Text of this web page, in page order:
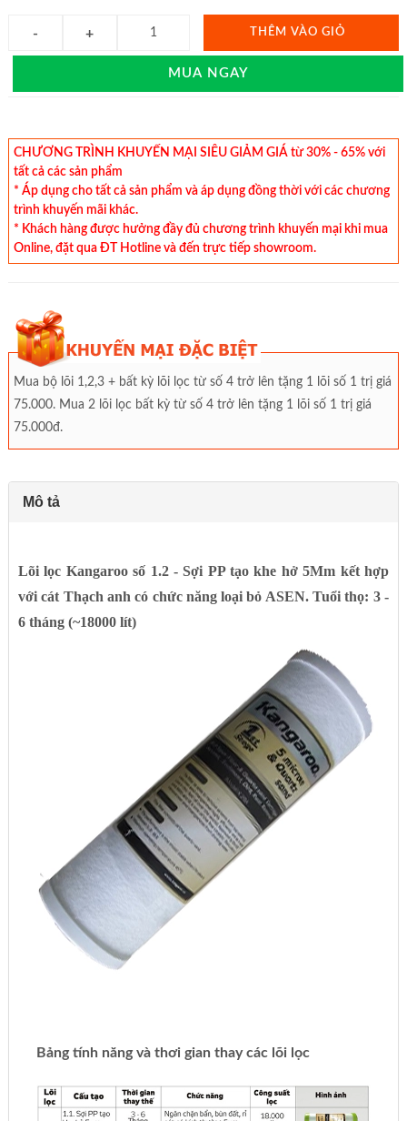
THÊM VÀO GIỎ
MUA NGAY
CHƯƠNG TRÌNH KHUYẾN MẠI SIÊU GIẢM GIÁ từ 30% - 65% với
tất cả các sản phẩm
* Áp dụng cho tất cả sản phẩm và áp dụng đồng thời với các chương
trình khuyến mãi khác.
* Khách hàng được hưởng đầy đủ chương trình khuyến mại khi mua
Online, đặt qua ĐT Hotline và đến trực tiếp showroom.
Mua bộ lõi 1,2,3 + bất kỳ lõi lọc từ số 4 trở lên tặng 1 lõi số 1 trị giá
75.000. Mua 2 lõi lọc bất kỳ từ số 4 trở lên tặng 1 lõi số 1 trị giá
75.000đ.
Mô tả
Lõi lọc Kangaroo số 1.2 - Sợi PP tạo khe hở 5Mm kết hợp
với cát Thạch anh có chức năng loại bỏ ASEN. Tuổi thọ: 3 -
6 tháng (~18000 lít)
Bảng tính năng và thơi gian thay các lõi lọc